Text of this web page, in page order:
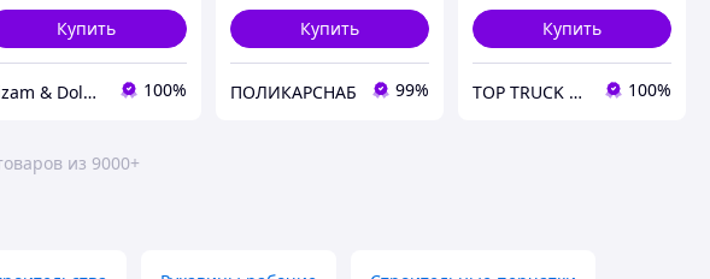
Купить
Sizam & Doloni 100%
Купить
ПОЛИКАРСНАБ 99%
Купить
TOP TRUCK TIRES 100%
из 9000+